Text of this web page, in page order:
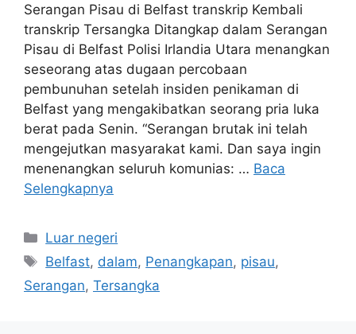
Serangan Pisau di Belfast transkrip Kembali
transkrip Tersangka Ditangkap dalam Serangan
Pisau di Belfast Polisi Irlandia Utara menangkan
seseorang atas dugaan percobaan
pembunuhan setelah insiden penikaman di
Belfast yang mengakibatkan seorang pria luka
berat pada Senin. “Serangan brutak ini telah
mengejutkan masyarakat kami. Dan saya ingin
menenangkan seluruh komunias: … Baca
Selengkapnya
Kategori
Luar negeri
Tag
Belfast, dalam, Penangkapan, pisau,
Serangan, Tersangka